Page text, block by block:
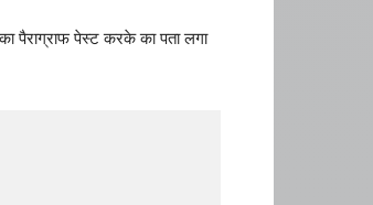
पैराग्राफ पेस्ट करके का पता लगा